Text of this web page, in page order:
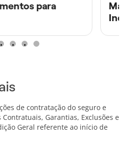
para
3 4 5
de contratação do seguro e
Garantias, Exclusões e
Geral referente ao início de